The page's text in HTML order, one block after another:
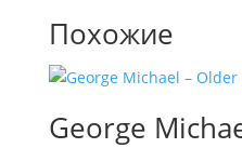
Похожие
George